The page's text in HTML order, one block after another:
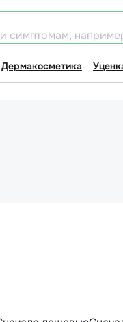
симптомам,
Дермакосметика